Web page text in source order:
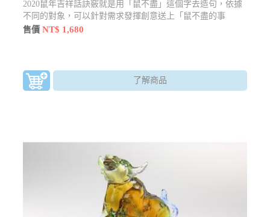
2020鼠年吉祥話訣竅就是用「鼠不盡」這個字去造句，依據
不同的對象，可以針對需求發揮創意送上「鼠不盡的事
物」。
售價NT$ 1,680
了解商品